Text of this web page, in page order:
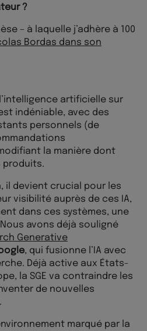
?
– à laquelle j’adhère à 100
Bordas dans son
artificielle sur
indéniable, avec des
personnels (de
la manière dont
produits.
il devient crucial pour les
visibilité auprès de ces IA,
dans ces systèmes, une
avons déjà souligné
Generative
, qui fusionne l’IA avec
Déjà active aux États-
la SGE va contraindre les
de nouvelles
marqué par la